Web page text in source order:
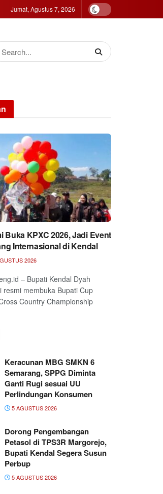
Jumat, Agustus 7, 2026
Buka KPXC 2026, Jadi Event
Internasional di Kendal
2026
– Bupati Kendal Dyah
resmi membuka Bupati Cup
Country Championship
Keracunan MBG SMKN 6
Semarang, SPPG Diminta
Ganti Rugi sesuai UU
Perlindungan Konsumen
5 AGUSTUS 2026
Dorong Pengembangan
Petasol di TPS3R Margorejo,
Bupati Kendal Segera Susun
Perbup
5 AGUSTUS 2026